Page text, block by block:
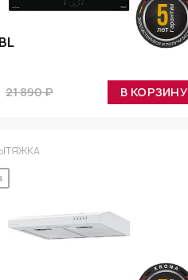
21 890 ₽ В КОРЗИНУ